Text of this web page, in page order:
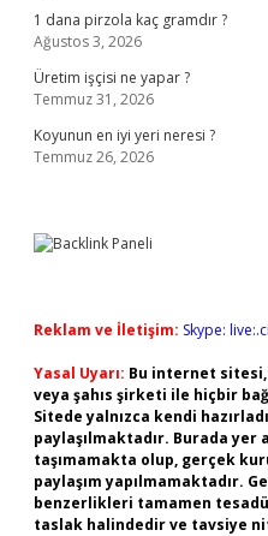
1 dana pirzola kaç gramdır ?
Ağustos 3, 2026
Üretim işçisi ne yapar ?
Temmuz 31, 2026
Koyunun en iyi yeri neresi ?
Temmuz 26, 2026
Reklam ve İletişim: Skype:
Yasal Uyarı: Bu internet
veya şahıs şirketi ile hiçbir
Sitede yalnızca kendi
paylaşılmaktadır. Burada
taşımamakta olup, gerçek
paylaşım yapılmamaktadır.
benzerlikleri tamamen
taslak halindedir ve tavsiye